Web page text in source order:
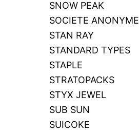
SNOW PEAK
SOCIETE ANONYME
STAN RAY
STANDARD TYPES
STAPLE
STRATOPACKS
STYX JEWEL
SUB SUN
SUICOKE